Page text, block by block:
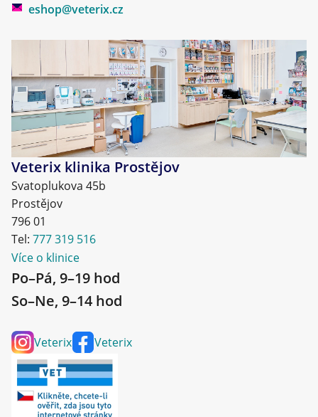
eshop@veterix.cz
Veterix klinika Prostějov
Svatoplukova 45b
Prostějov
796 01
Tel: 777 319 516
Více o klinice
Po–Pá, 9–19 hod
So–Ne, 9–14 hod
Veterix Veterix